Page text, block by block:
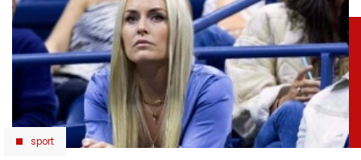
sport